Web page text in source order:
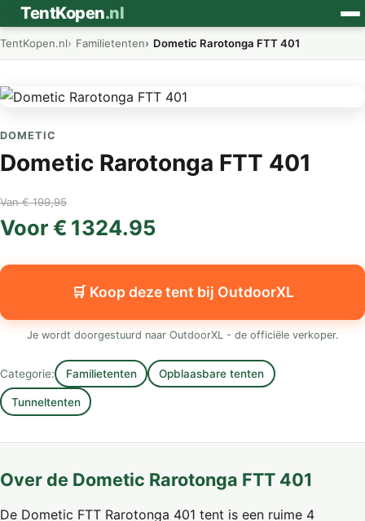
TentKopen.nl
TentKopen.nl Familietenten Dometic Rarotonga FTT 401
DOMETIC
Dometic Rarotonga FTT 401
Van € 199,95
Voor € 1324.95
🛒 Koop deze tent bij OutdoorXL
Je wordt doorgestuurd naar OutdoorXL - de officiële verkoper.
Categorie: Familietenten Opblaasbare tenten
Tunneltenten
Over de Dometic Rarotonga FTT 401
De Dometic FTT Rarotonga 401 tent is een ruime 4